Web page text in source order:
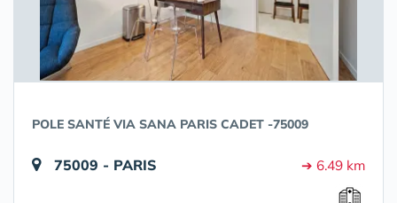
POLE SANTÉ VIA SANA PARIS CADET -75009
75009 - PARIS ➔ 6.49 km